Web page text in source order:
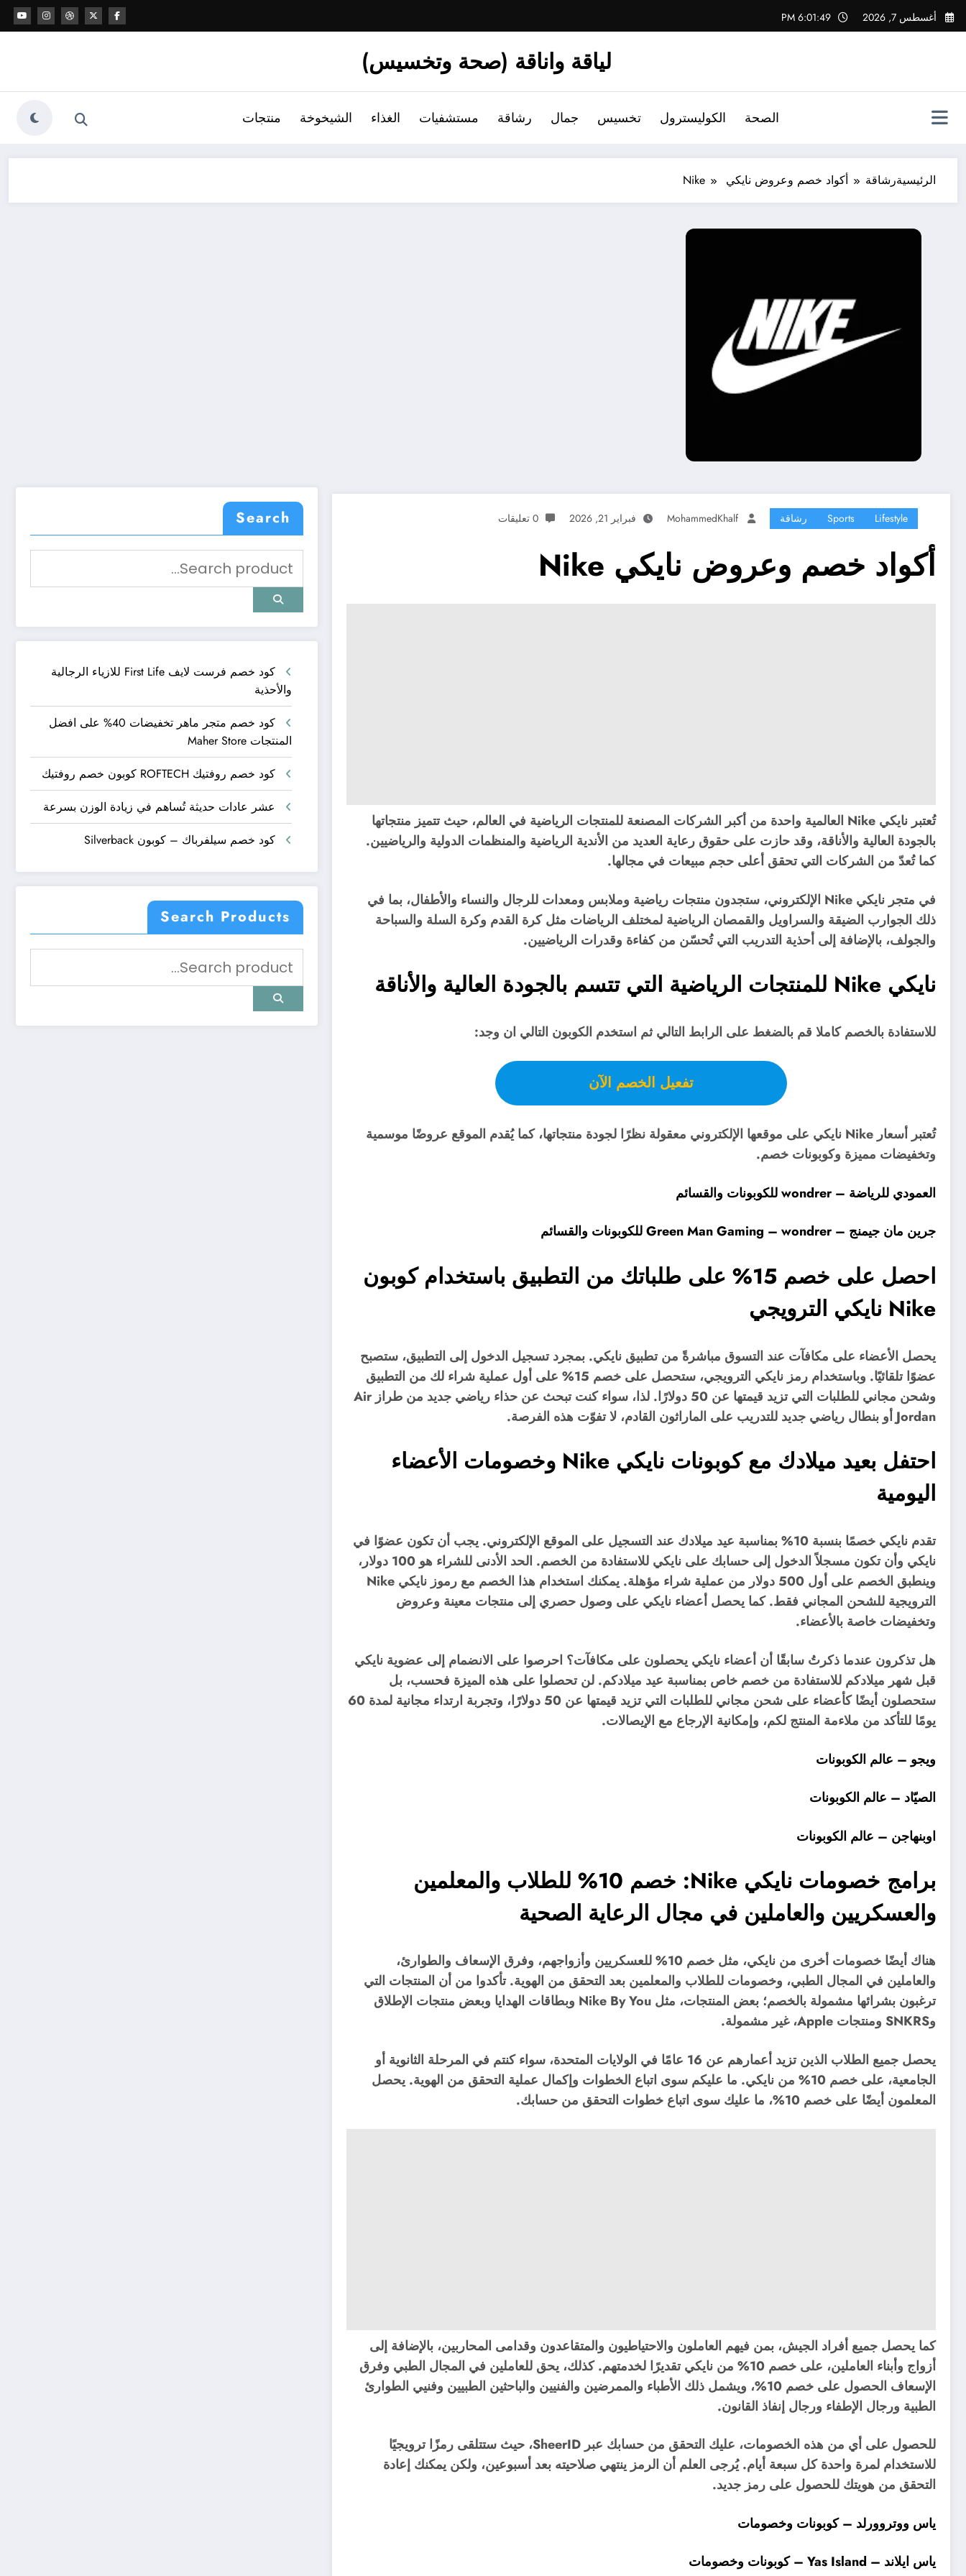
التجاوز
إلى
أغسطس 7, 2026 6:01:50 PM
لياقة واناقة (صحة وتخسيس)
الصحة الكوليسترول تخسيس جمال رشاقة مستشفيات الغذاء الشيخوخة منتجات
الرئيسيةرشاقة أكواد خصم وعروض نايكي Nike
Lifestyle
Sports رشاقة MohammedKhalf فبراير 21, 2026 0 تعليقات
أكواد خصم وعروض نايكي Nike
تُعتبر نايكي Nike العالمية واحدة من أكبر الشركات المصنعة للمنتجات الرياضية في العالم، حيث تتميز منتجاتها
بالجودة العالية والأناقة، وقد حازت على حقوق رعاية العديد من الأندية الرياضية والمنظمات الدولية والرياضيين.
كما تُعدّ من الشركات التي تحقق أعلى حجم مبيعات في مجالها.
في متجر نايكي Nike الإلكتروني، ستجدون منتجات رياضية وملابس ومعدات للرجال والنساء والأطفال، بما في
ذلك الجوارب الضيقة والسراويل والقمصان الرياضية لمختلف الرياضات مثل كرة القدم وكرة السلة والسباحة
والجولف، بالإضافة إلى أحذية التدريب التي تُحسّن من كفاءة وقدرات الرياضيين.
نايكي Nike للمنتجات الرياضية التي تتسم بالجودة العالية والأناقة
للاستفادة بالخصم كاملا قم بالضغط على الرابط التالي ثم استخدم الكوبون التالي ان وجد:
تفعيل الخصم الآن
تُعتبر أسعار Nike نايكي على موقعها الإلكتروني معقولة نظرًا لجودة منتجاتها، كما يُقدم الموقع عروضًا موسمية
وتخفيضات مميزة وكوبونات خصم.
العمودي للرياضة – wondrer للكوبونات والقسائم
جرين مان جيمنج – Green Man Gaming – wondrer للكوبونات والقسائم
احصل على خصم 15% على طلباتك من التطبيق باستخدام كوبون
Nike نايكي الترويجي
يحصل الأعضاء على مكافآت عند التسوق مباشرةً من تطبيق نايكي. بمجرد تسجيل الدخول إلى التطبيق، ستصبح
عضوًا تلقائيًا. وباستخدام رمز نايكي الترويجي، ستحصل على خصم 15% على أول عملية شراء لك من التطبيق
وشحن مجاني للطلبات التي تزيد قيمتها عن 50 دولارًا. لذا، سواء كنت تبحث عن حذاء رياضي جديد من طراز Air
Jordan أو بنطال رياضي جديد للتدريب على الماراثون القادم، لا تفوّت هذه الفرصة.
احتفل بعيد ميلادك مع كوبونات نايكي Nike وخصومات الأعضاء
اليومية
تقدم نايكي خصمًا بنسبة 10% بمناسبة عيد ميلادك عند التسجيل على الموقع الإلكتروني. يجب أن تكون عضوًا في
نايكي وأن تكون مسجلاً الدخول إلى حسابك على نايكي للاستفادة من الخصم. الحد الأدنى للشراء هو 100 دولار،
وينطبق الخصم على أول 500 دولار من عملية شراء مؤهلة. يمكنك استخدام هذا الخصم مع رموز نايكي Nike
الترويجية للشحن المجاني فقط. كما يحصل أعضاء نايكي على وصول حصري إلى منتجات معينة وعروض
وتخفيضات خاصة بالأعضاء.
هل تذكرون عندما ذكرتُ سابقًا أن أعضاء نايكي يحصلون على مكافآت؟ احرصوا على الانضمام إلى عضوية نايكي
قبل شهر ميلادكم للاستفادة من خصم خاص بمناسبة عيد ميلادكم. لن تحصلوا على هذه الميزة فحسب، بل
ستحصلون أيضًا كأعضاء على شحن مجاني للطلبات التي تزيد قيمتها عن 50 دولارًا، وتجربة ارتداء مجانية لمدة 60
يومًا للتأكد من ملاءمة المنتج لكم، وإمكانية الإرجاع مع الإيصالات.
ويجو – عالم الكوبونات
الصيّاد – عالم الكوبونات
اوبنهاجن – عالم الكوبونات
برامج خصومات نايكي Nike: خصم 10% للطلاب والمعلمين
والعسكريين والعاملين في مجال الرعاية الصحية
هناك أيضًا خصومات أخرى من نايكي، مثل خصم 10% للعسكريين وأزواجهم، وفرق الإسعاف والطوارئ،
والعاملين في المجال الطبي، وخصومات للطلاب والمعلمين بعد التحقق من الهوية. تأكدوا من أن المنتجات التي
ترغبون بشرائها مشمولة بالخصم؛ بعض المنتجات، مثل Nike By You وبطاقات الهدايا وبعض منتجات الإطلاق
وSNKRS ومنتجات Apple، غير مشمولة.
يحصل جميع الطلاب الذين تزيد أعمارهم عن 16 عامًا في الولايات المتحدة، سواء كنتم في المرحلة الثانوية أو
الجامعية، على خصم 10% من نايكي. ما عليكم سوى اتباع الخطوات وإكمال عملية التحقق من الهوية. يحصل
المعلمون أيضًا على خصم 10%، ما عليك سوى اتباع خطوات التحقق من حسابك.
كما يحصل جميع أفراد الجيش، بمن فيهم العاملون والاحتياطيون والمتقاعدون وقدامى المحاربين، بالإضافة إلى
أزواج وأبناء العاملين، على خصم 10% من نايكي تقديرًا لخدمتهم. كذلك، يحق للعاملين في المجال الطبي وفرق
الإسعاف الحصول على خصم 10%، ويشمل ذلك الأطباء والممرضين والفنيين والباحثين الطبيين وفنيي الطوارئ
الطبية ورجال الإطفاء ورجال إنفاذ القانون.
للحصول على أي من هذه الخصومات، عليك التحقق من حسابك عبر SheerID، حيث ستتلقى رمزًا ترويجيًا
للاستخدام لمرة واحدة كل سبعة أيام. يُرجى العلم أن الرمز ينتهي صلاحيته بعد أسبوعين، ولكن يمكنك إعادة
التحقق من هويتك للحصول على رمز جديد.
ياس ووتروورلد – كوبونات وخصومات
ياس ايلاند – Yas Island – كوبونات وخصومات
Search
كود خصم فرست لايف First Life للازياء الرجالية
والأحذية
كود خصم متجر ماهر تخفيضات 40% على افضل
المنتجات Maher Store
كود خصم روفتيك ROFTECH كوبون خصم روفتيك
عشر عادات حديثة تُساهم في زيادة الوزن بسرعة
كود خصم سيلفرباك – كوبون Silverback
Search Products